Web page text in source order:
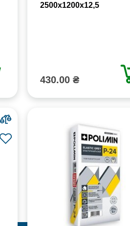
2500х1200х12,5
430.00 ₴